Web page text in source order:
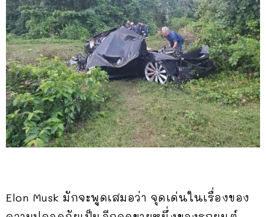
Elon Musk มักจะพูดเสมอว่า จุดเด่นในเรื่องของ